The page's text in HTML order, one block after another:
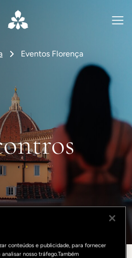
Eventos Florença
conteúdos e publicidade, para fornecer
nosso tráfego.Também